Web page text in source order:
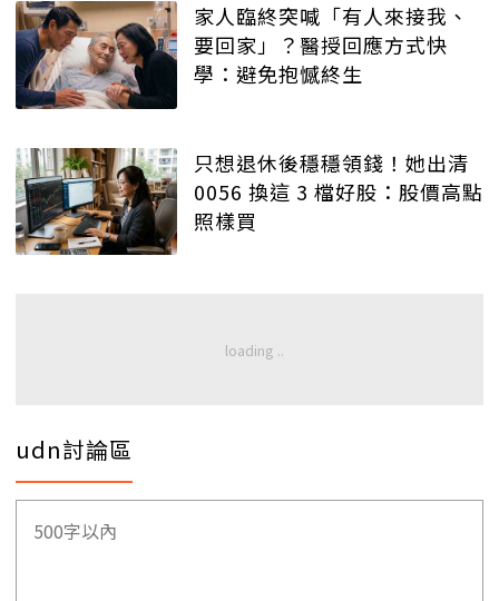
家人臨終突喊「有人來接我、
要回家」？醫授回應方式快
學：避免抱憾終生
只想退休後穩穩領錢！她出清
0056 換這 3 檔好股：股價高點
照樣買
udn討論區